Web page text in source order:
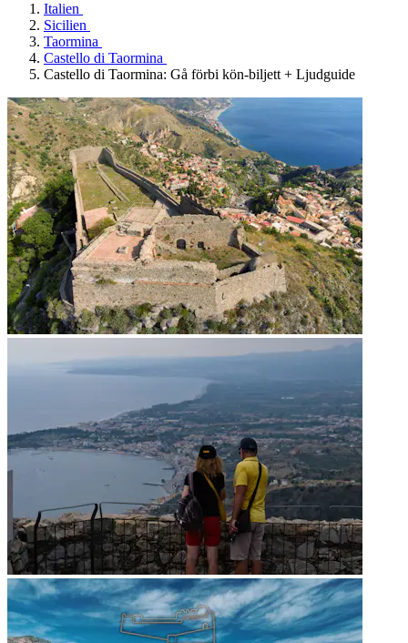
Italien
Sicilien
Taormina
Castello di Taormina
Castello di Taormina: Gå förbi kön-biljett + Ljudguide